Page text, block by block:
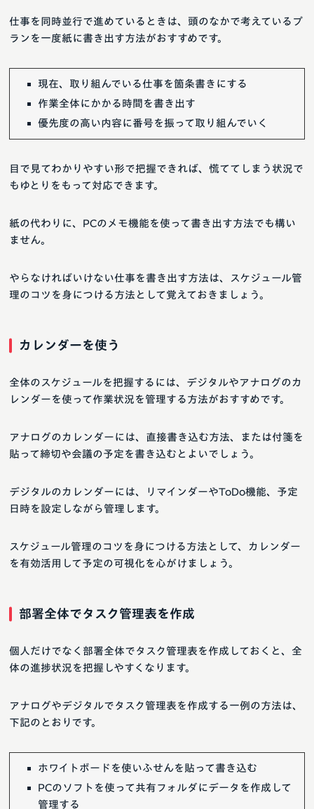
仕事を同時並行で進めているときは、頭のなかで考えているプ
ランを一度紙に書き出す方法がおすすめです。
現在、取り組んでいる仕事を箇条書きにする
作業全体にかかる時間を書き出す
優先度の高い内容に番号を振って取り組んでいく
目で見てわかりやすい形で把握できれば、慌ててしまう状況で
もゆとりをもって対応できます。
紙の代わりに、PCのメモ機能を使って書き出す方法でも構い
ません。
やらなければいけない仕事を書き出す方法は、スケジュール管
理のコツを身につける方法として覚えておきましょう。
カレンダーを使う
全体のスケジュールを把握するには、デジタルやアナログのカ
レンダーを使って作業状況を管理する方法がおすすめです。
アナログのカレンダーには、直接書き込む方法、または付箋を
貼って締切や会議の予定を書き込むとよいでしょう。
デジタルのカレンダーには、リマインダーやToDo機能、予定
日時を設定しながら管理します。
スケジュール管理のコツを身につける方法として、カレンダー
を有効活用して予定の可視化を心がけましょう。
部署全体でタスク管理表を作成
個人だけでなく部署全体でタスク管理表を作成しておくと、全
体の進捗状況を把握しやすくなります。
アナログやデジタルでタスク管理表を作成する一例の方法は、
下記のとおりです。
ホワイトボードを使いふせんを貼って書き込む
PCのソフトを使って共有フォルダにデータを作成して
管理する